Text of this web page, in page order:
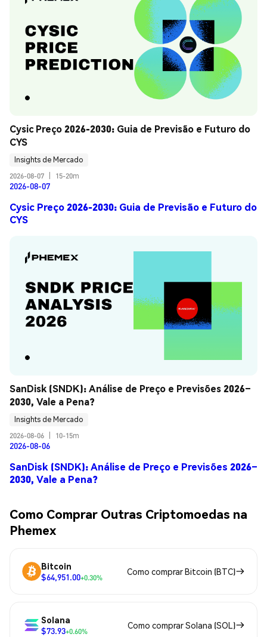
Cysic Preço 2026-2030: Guia de Previsão e Futuro do
CYS
Insights de Mercado
2026-08-07
15-20m
2026-08-07
Cysic Preço 2026-2030: Guia de Previsão e Futuro do
CYS
SanDisk (SNDK): Análise de Preço e Previsões 2026–
2030, Vale a Pena?
Insights de Mercado
2026-08-06
10-15m
2026-08-06
SanDisk (SNDK): Análise de Preço e Previsões 2026–
2030, Vale a Pena?
Como Comprar Outras Criptomoedas na
Phemex
Bitcoin
$64,951.00+0.30%
Como comprar Bitcoin (BTC)
Solana
$73.93+0.60%
Como comprar Solana (SOL)